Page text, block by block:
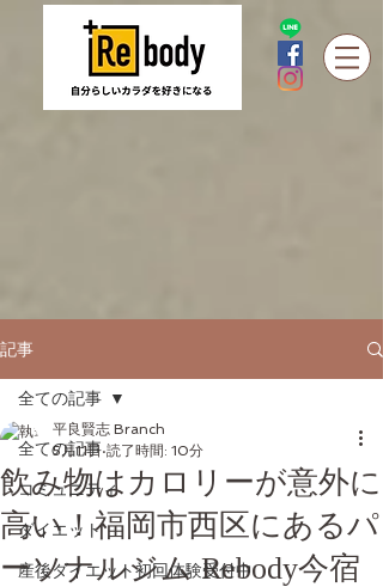
記事
全ての記事
コミュニティ
ダイエット
産後ダイエット初回体験受付中
全ての記事
飲み物はカロリーが意外に
高い！福岡市西区にあるパ
ーソナルジム Rebody今宿
平良賢志 Branch
5月11日 読了時間: 10分